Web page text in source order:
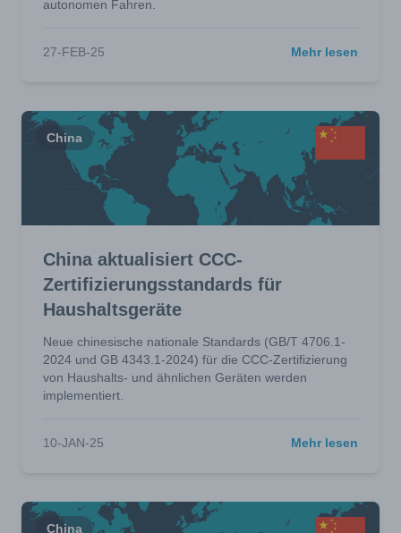
autonomen Fahren.
27-FEB-25 Mehr lesen
China
China aktualisiert CCC-
Zertifizierungsstandards für
Haushaltsgeräte
Neue chinesische nationale Standards (GB/T 4706.1-
2024 und GB 4343.1-2024) für die CCC-Zertifizierung
von Haushalts- und ähnlichen Geräten werden
implementiert.
10-JAN-25 Mehr lesen
China